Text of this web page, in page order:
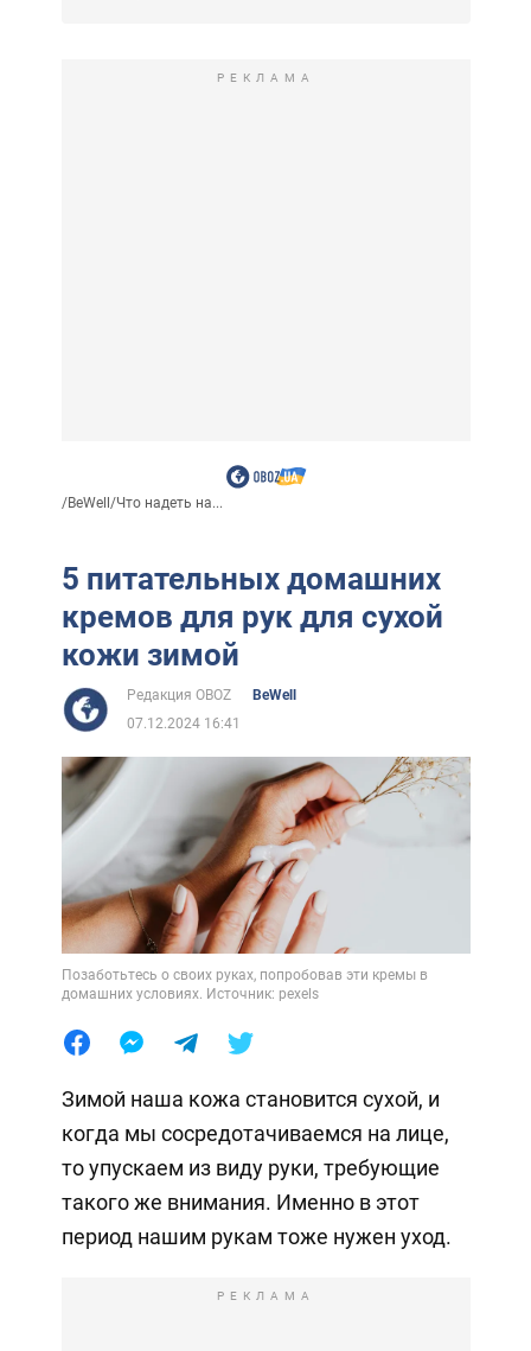
РЕКЛАМА
/BeWell/Что надеть на...
5 питательных домашних
кремов для рук для сухой
кожи зимой
Редакция OBOZ
BeWell
07.12.2024 16:41
Позаботьтесь о своих руках, попробовав эти кремы в
домашних условиях. Источник: pexels
Зимой наша кожа становится сухой, и
когда мы сосредотачиваемся на лице,
то упускаем из виду руки, требующие
такого же внимания. Именно в этот
период нашим рукам тоже нужен уход.
РЕКЛАМА